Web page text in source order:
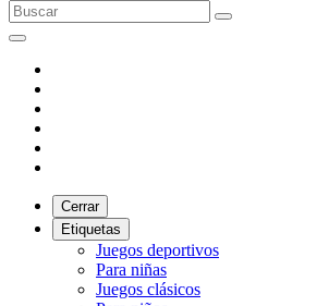
Cerrar
Etiquetas
Juegos deportivos
Para niñas
Juegos clásicos